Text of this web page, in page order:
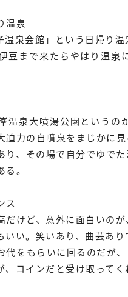
温泉
温泉会館」という日帰り
豆まで来たらやはり温泉
温泉大噴湯公園というの
迫力の自噴泉をまじかに見
り、その場で自分でゆで
。
ス
けど、意外に面白いのが
い。笑いあり、曲芸あり
代をもらいに回るのだが
、コインだと受け取って